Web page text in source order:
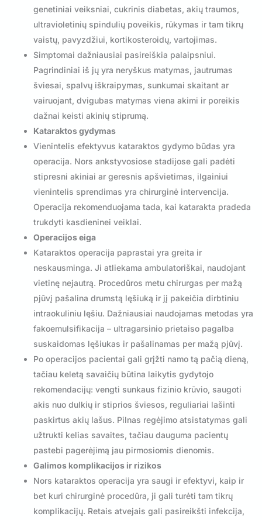
genetiniai veiksniai, cukrinis diabetas, akių traumos,
ultravioletinių spindulių poveikis, rūkymas ir tam tikrų
vaistų, pavyzdžiui, kortikosteroidų, vartojimas.
Simptomai dažniausiai pasireiškia palaipsniui.
Pagrindiniai iš jų yra neryškus matymas, jautrumas
šviesai, spalvų iškraipymas, sunkumai skaitant ar
vairuojant, dvigubas matymas viena akimi ir poreikis
dažnai keisti akinių stiprumą.
Kataraktos gydymas
Vienintelis efektyvus kataraktos gydymo būdas yra
operacija. Nors ankstyvosiose stadijose gali padėti
stipresni akiniai ar geresnis apšvietimas, ilgainiui
vienintelis sprendimas yra chirurginė intervencija.
Operacija rekomenduojama tada, kai katarakta pradeda
trukdyti kasdieninei veiklai.
Operacijos eiga
Kataraktos operacija paprastai yra greita ir
neskausminga. Ji atliekama ambulatoriškai, naudojant
vietinę nejautrą. Procedūros metu chirurgas per mažą
pjūvį pašalina drumstą lęšiuką ir jį pakeičia dirbtiniu
intraokuliniu lęšiu. Dažniausiai naudojamas metodas yra
fakoemulsifikacija – ultragarsinio prietaiso pagalba
suskaidomas lęšiukas ir pašalinamas per mažą pjūvį.
Po operacijos pacientai gali grįžti namo tą pačią dieną,
tačiau keletą savaičių būtina laikytis gydytojo
rekomendacijų: vengti sunkaus fizinio krūvio, saugoti
akis nuo dulkių ir stiprios šviesos, reguliariai lašinti
paskirtus akių lašus. Pilnas regėjimo atsistatymas gali
užtrukti kelias savaites, tačiau dauguma pacientų
pastebi pagerėjimą jau pirmosiomis dienomis.
Galimos komplikacijos ir rizikos
Nors kataraktos operacija yra saugi ir efektyvi, kaip ir
bet kuri chirurginė procedūra, ji gali turėti tam tikrų
komplikacijų. Retais atvejais gali pasireikšti infekcija,